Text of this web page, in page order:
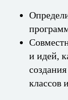
и идей,
классов